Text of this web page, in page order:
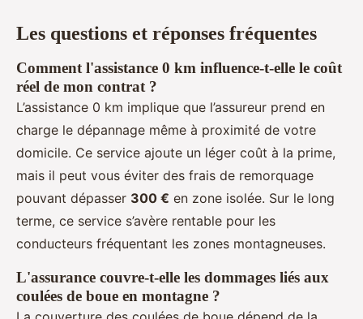
Les questions et réponses fréquentes
Comment l'assistance 0 km influence-t-elle le coût
réel de mon contrat ?
L’assistance 0 km implique que l’assureur prend en
charge le dépannage même à proximité de votre
domicile. Ce service ajoute un léger coût à la prime,
mais il peut vous éviter des frais de remorquage
pouvant dépasser 300 € en zone isolée. Sur le long
terme, ce service s’avère rentable pour les
conducteurs fréquentant les zones montagneuses.
L'assurance couvre-t-elle les dommages liés aux
coulées de boue en montagne ?